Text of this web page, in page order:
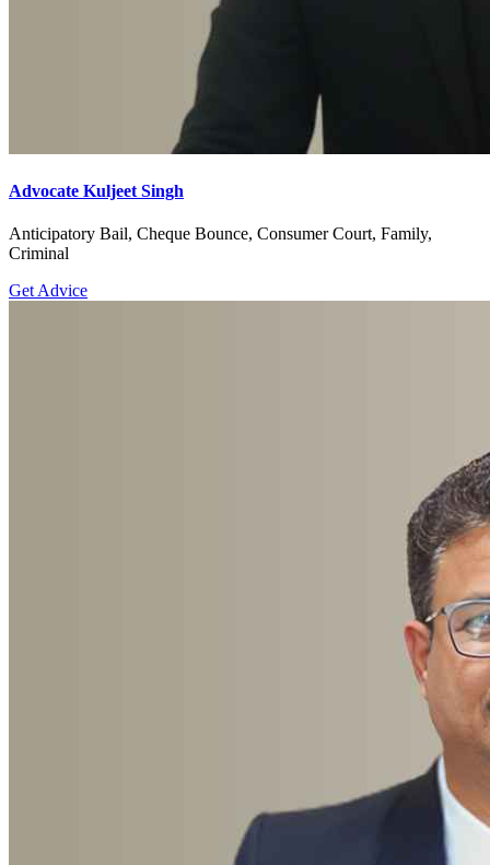
Advocate Kuljeet Singh
Anticipatory Bail, Cheque Bounce, Consumer Court, Family,
Criminal
Get Advice